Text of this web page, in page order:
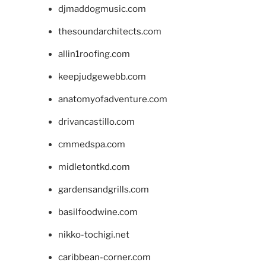
djmaddogmusic.com
thesoundarchitects.com
allin1roofing.com
keepjudgewebb.com
anatomyofadventure.com
drivancastillo.com
cmmedspa.com
midletontkd.com
gardensandgrills.com
basilfoodwine.com
nikko-tochigi.net
caribbean-corner.com